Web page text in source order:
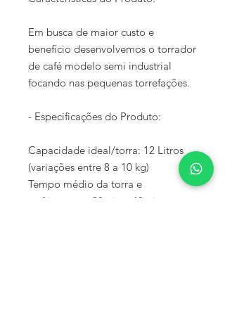
Em busca de maior custo e
benefício desenvolvemos o torrador
de café modelo semi industrial
focando nas pequenas torrefações.
- Especificações do Produto:
Capacidade ideal/torra: 12 Litros
(variações entre 8 a 10 kg)
Tempo médio da torra e
resfriamento: 30min a 40min.